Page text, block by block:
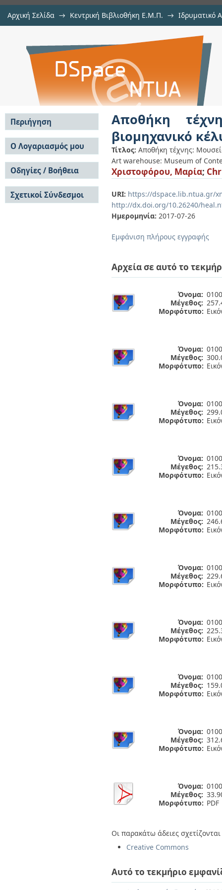
Αρχική Σελίδα → Κεντρική Βιβλιοθήκη Ε.Μ.Π. → Ιδρυματικό
Αποθήκη τέχνης: Μουσείο
Λεμεσό
Αποθήκη
βιομηχανικό
Τίτλος: Αποθήκη τέχνης:
Art warehouse: Museum of
Χριστοφόρου, Μαρία;
URI: https://dspace.lib.ntua.gr/
http://dx.doi.org/10.26240/
Ημερομηνία: 2017-07-26
Εμφάνιση πλήρους εγγραφής
Αρχεία σε αυτό το
Όνομα:
Μέγεθος:
Μορφότυπο:
Όνομα:
Μέγεθος:
Μορφότυπο:
Όνομα:
Μέγεθος:
Μορφότυπο:
Όνομα:
Μέγεθος:
Μορφότυπο:
Όνομα:
Μέγεθος:
Μορφότυπο:
Όνομα:
Μέγεθος:
Μορφότυπο:
Όνομα:
Μέγεθος:
Μορφότυπο:
Όνομα:
Μέγεθος:
Μορφότυπο:
Όνομα:
Μέγεθος:
Μορφότυπο:
Όνομα:
Μέγεθος:
Μορφότυπο: PDF
Οι παρακάτω άδειες
Creative Commons
Αυτό το τεκμήριο
Περιήγηση
Σε όλο το DSpace
Κοινότητες & Συλλογές
Ανά Ημερομηνία
Έκδοσης
Συγγραφείς
Τίτλοι
Θέματα
Ο Λογαριασμός μου
Σύνδεση
Εγγραφή
Οδηγίες / Βοήθεια
Οδηγίες Υποβολής
Οδηγίες Χρήσης ΙΑ
Συχνές Ερωτήσεις
Σχετικοί Σύνδεσμοι